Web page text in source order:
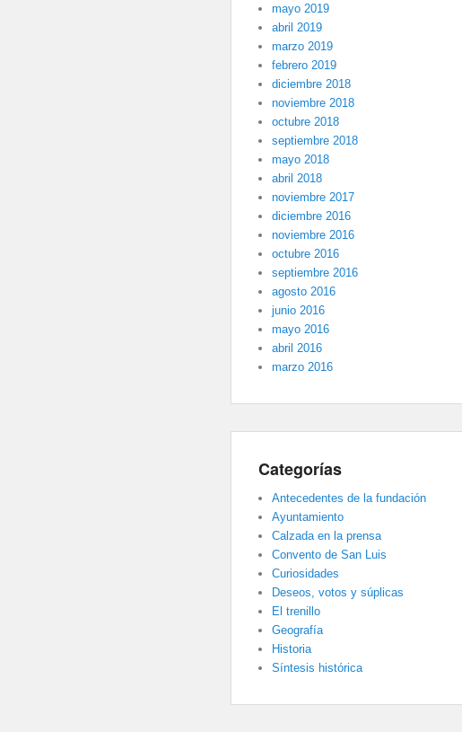
mayo 2019
abril 2019
marzo 2019
febrero 2019
diciembre 2018
noviembre 2018
octubre 2018
septiembre 2018
mayo 2018
abril 2018
noviembre 2017
diciembre 2016
noviembre 2016
octubre 2016
septiembre 2016
agosto 2016
junio 2016
mayo 2016
abril 2016
marzo 2016
Categorías
Antecedentes de la fundación
Ayuntamiento
Calzada en la prensa
Convento de San Luis
Curiosidades
Deseos, votos y súplicas
El trenillo
Geografía
Historia
Síntesis histórica